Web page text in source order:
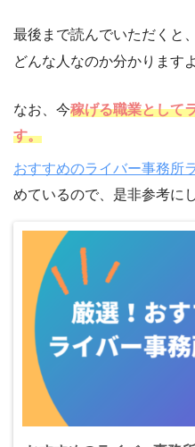
最後まで読んでいただくと
どんな人なのか分かりますよ
なお、今稼げる職業として
す。
おすすめのライバー事務所
めているので、是非参考に